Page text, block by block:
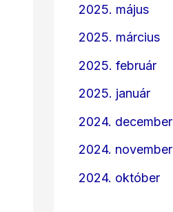
2025. május
2025. március
2025. február
2025. január
2024. december
2024. november
2024. október